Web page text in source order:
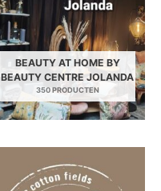
BEAUTY AT HOME BY
BEAUTY CENTRE JOLANDA
350 PRODUCTEN